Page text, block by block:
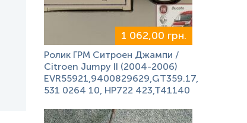
1 062,00 грн.
Ролик ГРМ Ситроен Джампи /
Citroen Jumpy II (2004-2006)
EVR55921,9400829629,GT359.17,
531 0264 10, HP722 423,T41140